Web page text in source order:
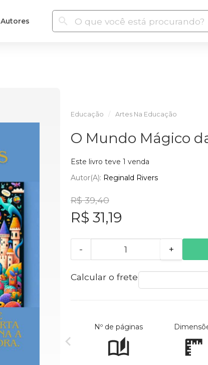
Autores
Educação Artes Na Educação
O Mundo Mágico
Este livro teve 1 venda
Autor(a): Reginald Rivers
R$ 39,40
R$ 31,19
- +
Calcular o frete
Nº de páginas